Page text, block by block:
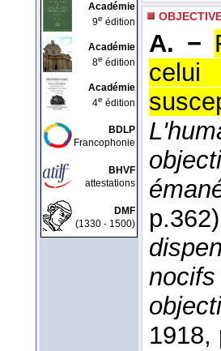
Académie
9e édition
Académie
8e édition
Académie
4e édition
BDLP
Francophonie
BHVF
attestations
DMF
(1330 - 1500)
A. −
celui
1918,